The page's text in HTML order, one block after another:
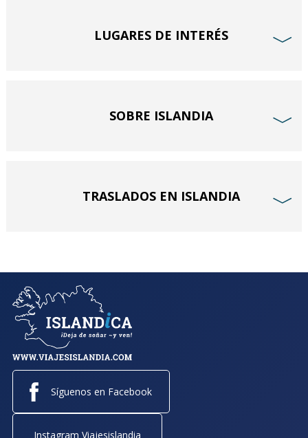
LUGARES DE INTERÉS ﹀
SOBRE ISLANDIA ﹀
TRASLADOS EN ISLANDIA ﹀
Síguenos en Facebook
Instagram Viajesislandia